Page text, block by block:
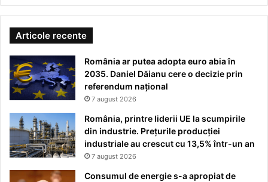
Articole recente
România ar putea adopta euro abia în
2035. Daniel Dăianu cere o decizie prin
referendum național
7 august 2026
România, printre liderii UE la scumpirile
din industrie. Prețurile producției
industriale au crescut cu 13,5% într-un an
7 august 2026
Consumul de energie s-a apropiat de